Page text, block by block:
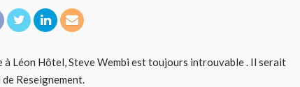
à Léon Hôtel, Steve Wembi est toujours introuvable . Il serait
Reseignement.